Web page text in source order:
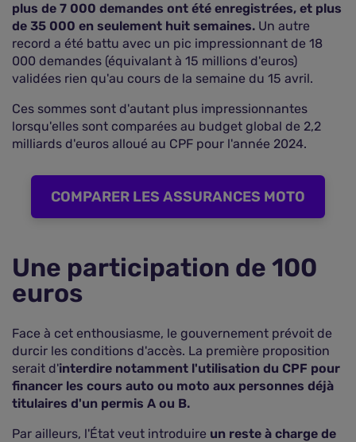
plus de 7 000 demandes ont été enregistrées, et plus
de 35 000 en seulement huit semaines. Un autre
record a été battu avec un pic impressionnant de 18
000 demandes (équivalant à 15 millions d'euros)
validées rien qu'au cours de la semaine du 15 avril.
Ces sommes sont d'autant plus impressionnantes
lorsqu'elles sont comparées au budget global de 2,2
milliards d'euros alloué au CPF pour l'année 2024.
COMPARER LES ASSURANCES MOTO
Une participation de 100
euros
Face à cet enthousiasme, le gouvernement prévoit de
durcir les conditions d'accès. La première proposition
serait d'interdire notamment l'utilisation du CPF pour
financer les cours auto ou moto aux personnes déjà
titulaires d'un permis A ou B.
Par ailleurs, l'État veut introduire un reste à charge de